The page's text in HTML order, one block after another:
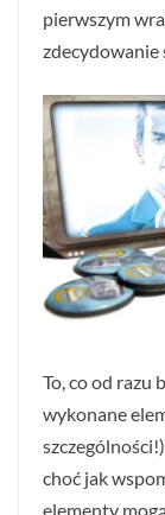
pierwszym
zdecydowanie
To, co od razu
wykonane
choć jak
elementy